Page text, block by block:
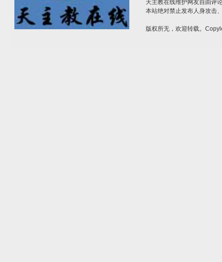
天主教在线维护网友自由评
本站绝对禁止发布人身攻击
版权所无，欢迎转载。